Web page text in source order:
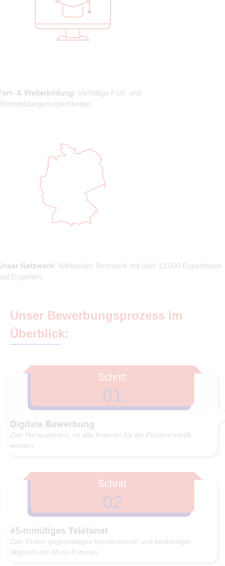
& Weiterbildung: Vielfältige Fort- und
Netzwerk: Weltweites Netzwerk mit über 12.000 Expertinnen
Experten.
Unser Bewerbungsprozess im
Überblick:
Schritt
01
Digitale Bewerbung
Ziel: Herausfinden, ob alle Kriterien für die Position erfüllt
werden.
Schritt
02
45-minütiges Telefonat
Ziel: Erstes gegenseitiges Kennenlernen und beidseitiger
Abgleich der Muss-Kriterien.